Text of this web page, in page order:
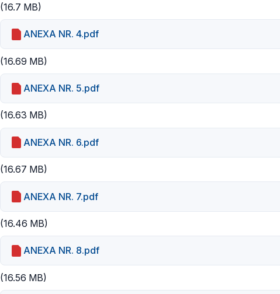
(16.7 MB)
ANEXA NR. 4.pdf
(16.69 MB)
ANEXA NR. 5.pdf
(16.63 MB)
ANEXA NR. 6.pdf
(16.67 MB)
ANEXA NR. 7.pdf
(16.46 MB)
ANEXA NR. 8.pdf
(16.56 MB)